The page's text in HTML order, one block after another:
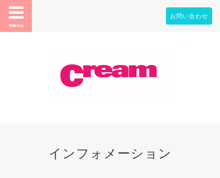
menu
お問い合わせ
インフォメーション